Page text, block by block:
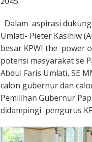
Dalam aspirasi
Umlati- Pieter Kasihiw
besar KPWI the power
potensi masyarakat se
Abdul Faris Umlati, SE
calon gubernur dan
Pemilihan Gubernur
didampingi pengurus